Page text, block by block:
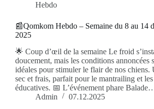
Hebdo
📰Qomkom Hebdo – Semaine du 8 au 14
2025
🌟 Coup d’œil de la semaine Le froid
doucement, mais les conditions annoncées
idéales pour stimuler le flair de nos chiens.
sec et frais, parfait pour le mantrailing et les
éducatives. 📅 L’événement phare
Admin
07.12.2025